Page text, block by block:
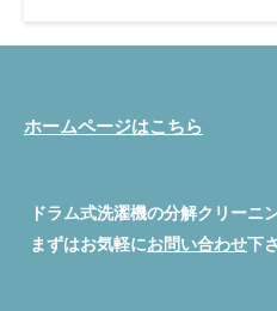
#bottom-bar.show { bottom: 0; }
#FF6600; } #bottom-bar a:hover
*/ @media (max-width: 768px) {
} #scroll-bar a, #bottom-bar a {
詳しくご確認いただけます。 作
border-radius: 8px; } .price-link-
bottom: 12px; color: #333; }
display: inline-block;
ションで、日立 BD-SX110Fの分
と、「高く・早く」売れやすくな
活感が残っていると印象が悪くな
は、使い方によってはニオイや
ホームページはこちら
ドラム式洗濯機の分解クリーニ
まずはお気軽にお問い合わせ下